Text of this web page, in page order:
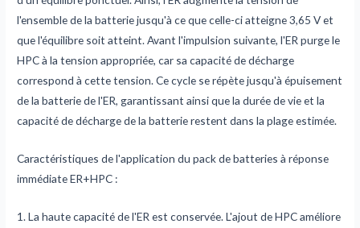
l'ensemble de la batterie jusqu'à ce que celle-ci atteigne 3,65 V et
que l'équilibre soit atteint. Avant l'impulsion suivante, l'ER purge le
HPC à la tension appropriée, car sa capacité de décharge
correspond à cette tension. Ce cycle se répète jusqu'à épuisement
de la batterie de l'ER, garantissant ainsi que la durée de vie et la
capacité de décharge de la batterie restent dans la plage estimée.
Caractéristiques de l'application du pack de batteries à réponse
immédiate ER+HPC :
1. La haute capacité de l'ER est conservée. L'ajout de HPC améliore